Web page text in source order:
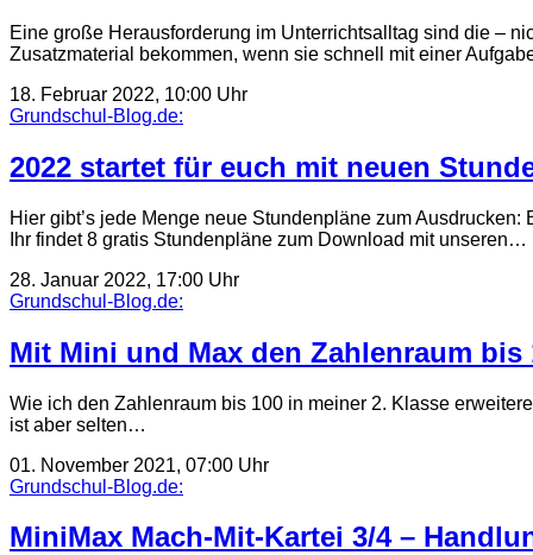
Eine große Herausforderung im Unterrichtsalltag sind die –
Zusatzmaterial bekommen, wenn sie schnell mit einer
18. Februar 2022, 10:00 Uhr
Grundschul-Blog.de:
2022 startet für euch mit neuen
Hier gibt’s jede Menge neue Stundenpläne zum
Ihr findet 8 gratis Stundenpläne zum Download mit unseren…
28. Januar 2022, 17:00 Uhr
Grundschul-Blog.de:
Mit Mini und Max den Zahlenraum
Wie ich den Zahlenraum bis 100 in meiner 2. Klasse
ist aber selten…
01. November 2021, 07:00 Uhr
Grundschul-Blog.de:
MiniMax Mach-Mit-Kartei 3/4 –